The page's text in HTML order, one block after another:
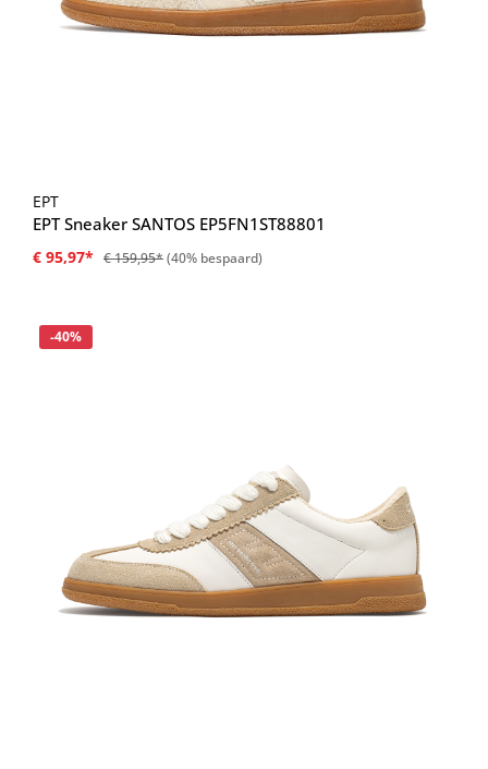
EPT
EPT Sneaker SANTOS EP5FN1ST88801
€ 95,97* € 159,95*(40% bespaard)
Korting
-40%